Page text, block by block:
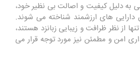
به دلیل کیفیت و اصالت بی ‌نظیر خود،
دارایی ‌های ارزشمند شناخته می‌ شوند.
از نظر ظرافت و زیبایی زبانزد هستند،
امن و مطمئن نیز مورد توجه قرار می‌